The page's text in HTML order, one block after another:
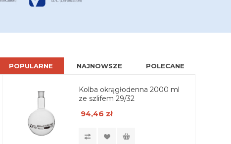
POPULARNE NAJNOWSZE POLECANE
Kolba okrągłodenna 2000 ml
ze szlifem 29/32
94,46 zł